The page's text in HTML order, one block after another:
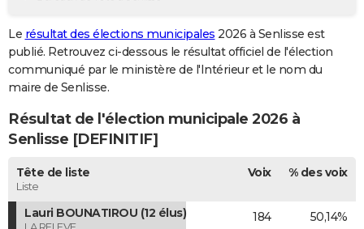
GUIDES D'ACHAT
BONS PLANS
CARTE DE VOEUX
Carte de Noël
Carte Bonne année
Carte Saint-Valentin
Carte Pâques
Carte d'anniversaire
DICTIONNAIRE
Dictionnaire
Biographies
Citations
Expressions
Proverbes
PROGRAMME TV
COPAINS D'AVANT
Le résultat des élections municipales 2026 à Senlisse est
publié. Retrouvez ci-dessous le résultat officiel de l'élection
communiqué par le ministère de l'Intérieur et le nom du
maire de Senlisse.
Résultat de l'élection municipale 2026 à
Senlisse [DEFINITIF]
Tête de liste
Liste
Voix % des voix
Lauri BOUNATIROU (12 élus) 184 50,14%